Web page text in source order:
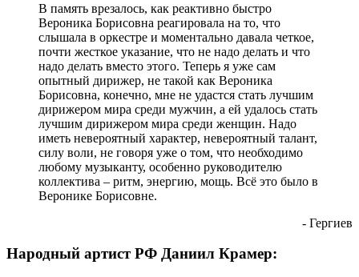
В память врезалось, как реактивно быстро
Вероника Борисовна реагировала на то, что
слышала в оркестре и моментально давала четкое,
почти жесткое указание, что не надо делать и что
надо делать вместо этого. Теперь я уже сам
опытный дирижер, не такой как Вероника
Борисовна, конечно, мне не удастся стать лучшим
дирижером мира среди мужчин, а ей удалось стать
лучшим дирижером мира среди женщин. Надо
иметь невероятный характер, невероятный талант,
силу воли, не говоря уже о том, что необходимо
любому музыканту, особенно руководителю
коллектива – ритм, энергию, мощь. Всё это было в
Веронике Борисовне.
- Гергиев
Народный артист РФ Даниил Крамер: